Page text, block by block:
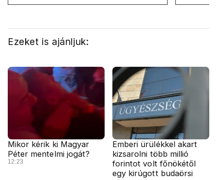
oldalán lázadnak a Tiszások
Ezeket is ajánljuk:
Mikor kérik ki Magyar
Péter mentelmi jogát?
12:23
Emberi ürülékkel akart
kizsarolni több millió
forintot volt főnökétől
egy kirúgott budaörsi